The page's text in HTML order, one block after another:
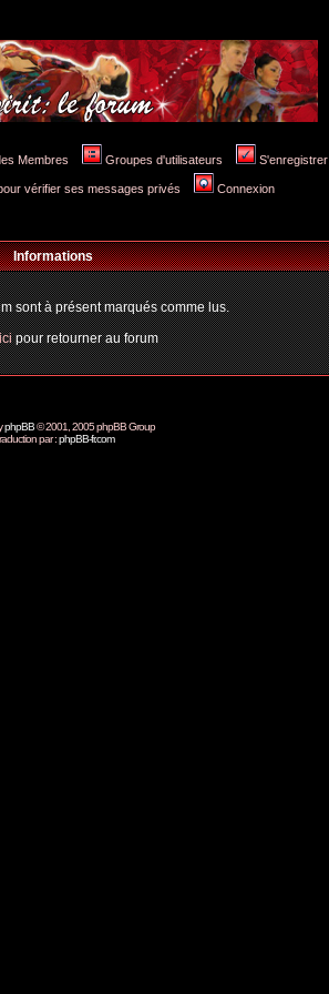
Membres Groupes d'utilisateurs S'enregistrer
vérifier ses messages privés Connexion
Informations
sont à présent marqués comme lus.
pour retourner au forum
phpBB© 2001, 2005 phpBB Group
par :phpBB-fr.com